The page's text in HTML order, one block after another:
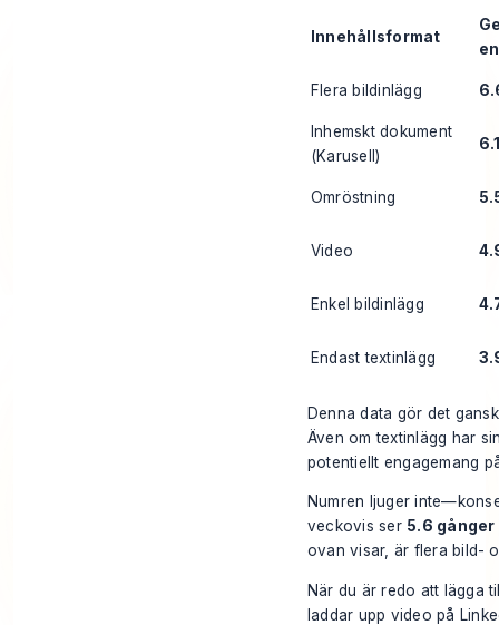
Innehållsformat
Flera bildinlägg
Inhemskt dokument
(Karusell)
Omröstning
Video
Enkel bildinlägg
Endast textinlägg
Denna data gör det
Även om textinlägg har
potentiellt engagemang
Numren ljuger
veckovis ser 5.6
ovan visar, är flera bild-
När du är redo att lägga
laddar upp video på